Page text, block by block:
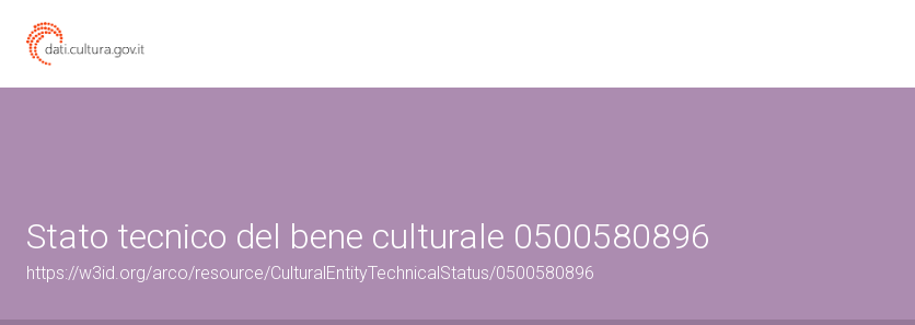
Stato tecnico del bene culturale 0500580896
https://w3id.org/arco/resource/CulturalEntityTechnicalStatus/0500580896